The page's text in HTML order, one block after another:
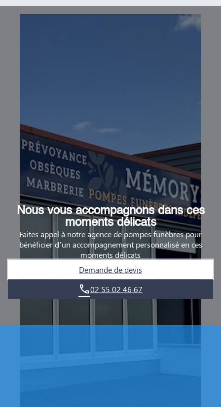
Nous vous accompagnons dans ces
moments délicats
Faites appel à notre agence de pompes funèbres pour
bénéficier d’un accompagnement personnalisé en ces
moments délicats
Demande de devis
02 55 02 46 67